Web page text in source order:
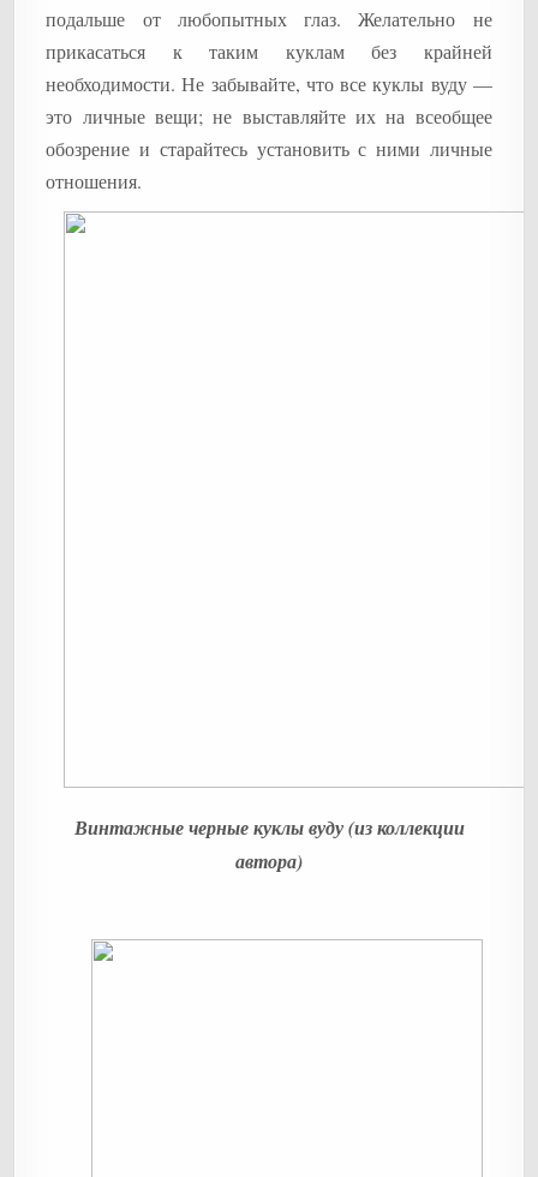
подальше от любопытных глаз. Желательно не
прикасаться к таким куклам без крайней
необходимости. Не забывайте, что все куклы вуду —
это личные вещи; не выставляйте их на всеобщее
обозрение и старайтесь установить с ними личные
отношения.
Винтажные черные куклы вуду (из коллекции
автора)